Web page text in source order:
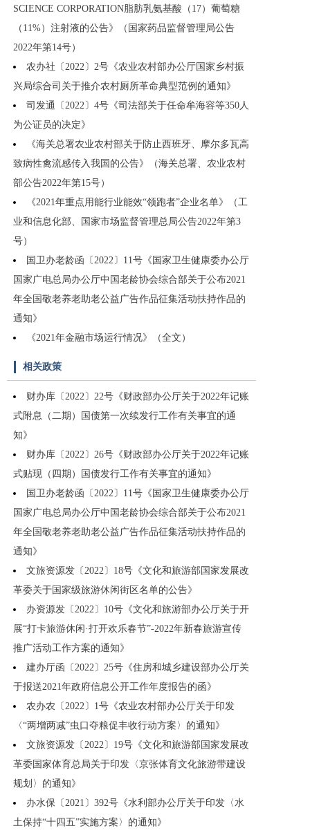
SCIENCE CORPORATION脂肪乳氨基酸（17）葡萄糖
（11%）注射液的公告》（国家药品监督管理局公告
2022年第14号）
农办社〔2022〕2号《农业农村部办公厅国家乡村振
兴局综合司关于推介农村厕所革命典型范例的通知》
司发通〔2022〕4号《司法部关于任命牟海容等350人
为公证员的决定》
《海关总署农业农村部关于防止西班牙、摩尔多瓦高
致病性禽流感传入我国的公告》（海关总署、农业农村
部公告2022年第15号）
《2021年重点用能行业能效“领跑者”企业名单》（工
业和信息化部、国家市场监督管理总局公告2022年第3
号）
国卫办老龄函〔2022〕11号《国家卫生健康委办公厅
国家广电总局办公厅中国老龄协会综合部关于公布2021
年全国敬老养老助老公益广告作品征集活动扶持作品的
通知》
《2021年金融市场运行情况》（全文）
相关政策
财办库〔2022〕22号《财政部办公厅关于2022年记账
式附息（二期）国债第一次续发行工作有关事宜的通
知》
财办库〔2022〕26号《财政部办公厅关于2022年记账
式贴现（四期）国债发行工作有关事宜的通知》
国卫办老龄函〔2022〕11号《国家卫生健康委办公厅
国家广电总局办公厅中国老龄协会综合部关于公布2021
年全国敬老养老助老公益广告作品征集活动扶持作品的
通知》
文旅资源发〔2022〕18号《文化和旅游部国家发展改
革委关于国家级旅游休闲街区名单的公告》
办资源发〔2022〕10号《文化和旅游部办公厅关于开
展“打卡旅游休闲·打开欢乐春节”-2022年新春旅游宣传
推广活动工作方案的通知》
建办厅函〔2022〕25号《住房和城乡建设部办公厅关
于报送2021年政府信息公开工作年度报告的函》
农办农〔2022〕1号《农业农村部办公厅关于印发
〈“两增两减”虫口夺粮促丰收行动方案〉的通知》
文旅资源发〔2022〕19号《文化和旅游部国家发展改
革委国家体育总局关于印发〈京张体育文化旅游带建设
规划〉的通知》
办水保〔2021〕392号《水利部办公厅关于印发〈水
土保持“十四五”实施方案〉的通知》